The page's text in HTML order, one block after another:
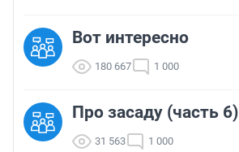
Вот интересно
180 667 1 000
Про засаду (часть 6)
31 563 1 000